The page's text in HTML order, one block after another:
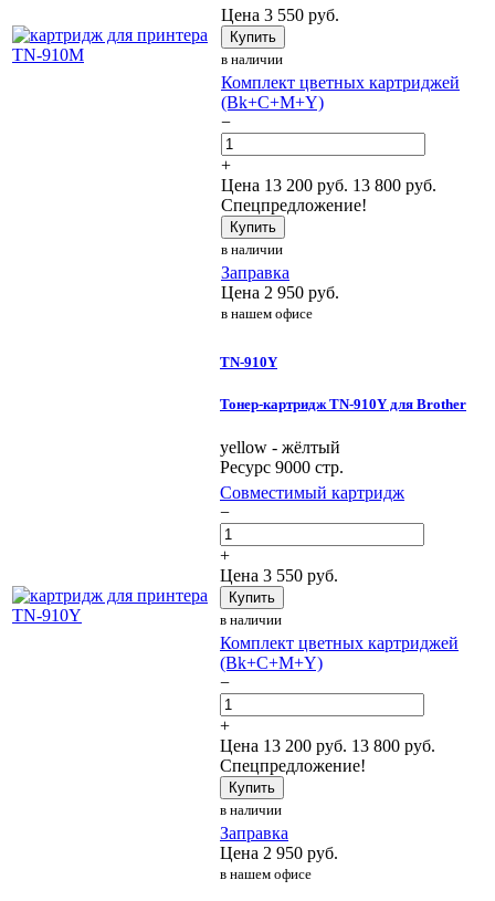
Цена 3 550 руб.
Купить
в наличии
Комплект цветных картриджей
(Bk+C+M+Y)
−
+
Цена 13 200 руб. 13 800 руб.
Спецпредложение!
Купить
в наличии
Заправка
Цена 2 950 руб.
в нашем офисе
TN-910Y
Тонер-картридж TN-910Y для Brother
yellow - жёлтый
Ресурс 9000 стр.
Совместимый картридж
−
+
Цена 3 550 руб.
Купить
в наличии
Комплект цветных картриджей
(Bk+C+M+Y)
−
+
Цена 13 200 руб. 13 800 руб.
Спецпредложение!
Купить
в наличии
Заправка
Цена 2 950 руб.
в нашем офисе